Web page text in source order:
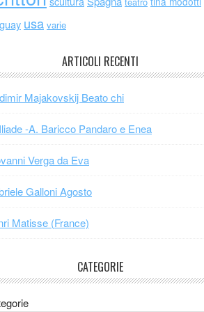
usa varie
ARTICOLI RECENTI
Majakovskij Beato chi
-A. Baricco Pandaro e Enea
Verga da Eva
Galloni Agosto
Matisse (France)
CATEGORIE